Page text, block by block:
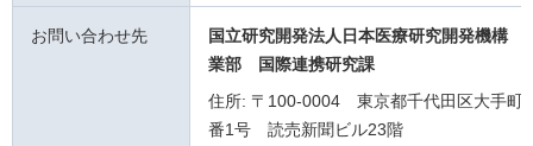
お問い合わせ先
国立研究開発法人日本医療研究開発機構
業部 国際連携研究課
住所: 〒100-0004 東京都千代田区大手町
番1号 読売新聞ビル23階